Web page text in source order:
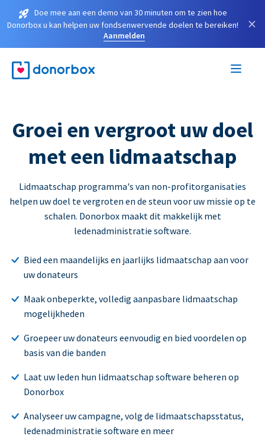
Doe mee aan een demo van 30 minuten om te zien hoe
Donorbox u kan helpen uw fondsenwervende doelen te bereiken!
Aanmelden
×
Groei en vergroot uw doel
met een lidmaatschap
Lidmaatschap programma's van non-profitorganisaties
helpen uw doel te vergroten en de steun voor uw missie op te
schalen. Donorbox maakt dit makkelijk met
ledenadministratie software.
Bied een maandelijks en jaarlijks lidmaatschap aan voor
uw donateurs
Maak onbeperkte, volledig aanpasbare lidmaatschap
mogelijkheden
Groepeer uw donateurs eenvoudig en bied voordelen op
basis van die banden
Laat uw leden hun lidmaatschap software beheren op
Donorbox
Analyseer uw campagne, volg de lidmaatschapsstatus,
ledenadministratie software en meer